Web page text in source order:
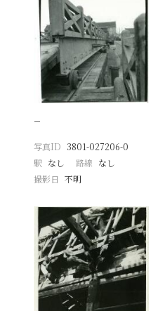
−
写真ID 3801-027206-0
駅 なし 路線 なし
撮影日
不明